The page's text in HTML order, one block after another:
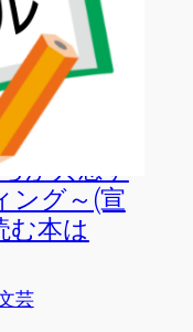
が共感す
ング～(宣
む本は
芸